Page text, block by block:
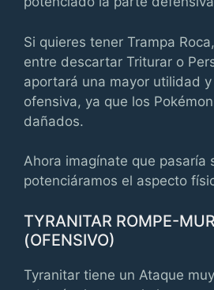
Si quieres tener Trampa
entre descartar Triturar o
aportará una mayor utilidad
ofensiva, ya que los
dañados.
Ahora imagínate que pasaría
potenciáramos el aspecto
TYRANITAR ROMPE-
(OFENSIVO)
Tyranitar tiene un Ataque